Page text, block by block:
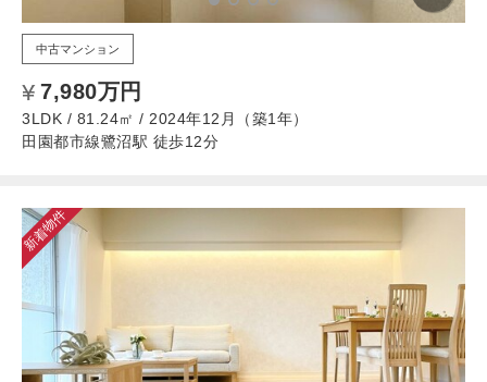
中古マンション
7,980万円
3LDK / 81.24㎡ / 2024年12月（築1年）
田園都市線鷺沼駅 徒歩12分
新着物件